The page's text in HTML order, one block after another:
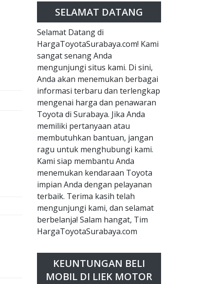
SELAMAT DATANG
Selamat Datang di
HargaToyotaSurabaya.com! Kami
sangat senang Anda
mengunjungi situs kami. Di sini,
Anda akan menemukan berbagai
informasi terbaru dan terlengkap
mengenai harga dan penawaran
Toyota di Surabaya. Jika Anda
memiliki pertanyaan atau
membutuhkan bantuan, jangan
ragu untuk menghubungi kami.
Kami siap membantu Anda
menemukan kendaraan Toyota
impian Anda dengan pelayanan
terbaik. Terima kasih telah
mengunjungi kami, dan selamat
berbelanja! Salam hangat, Tim
HargaToyotaSurabaya.com
KEUNTUNGAN BELI
MOBIL DI LIEK MOTOR